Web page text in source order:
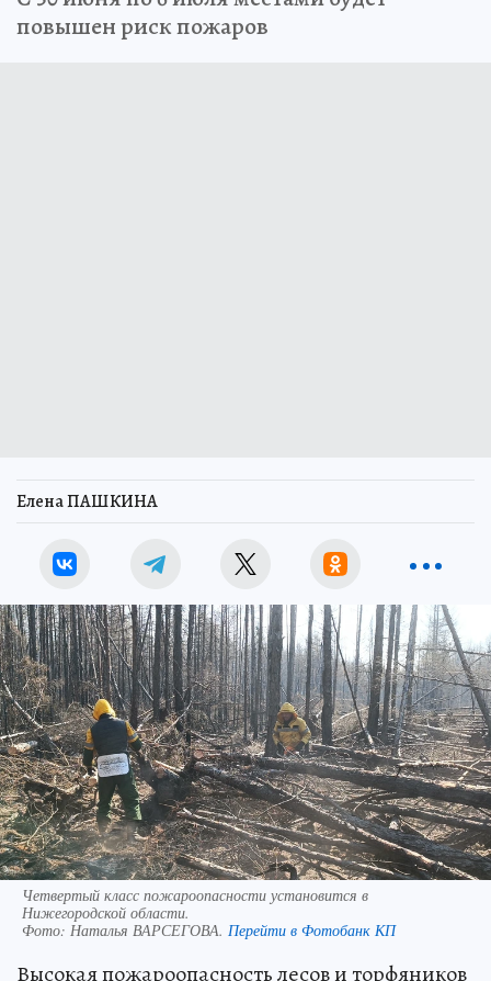
повышен риск пожаров
Елена ПАШКИНА
Четвертый класс пожароопасности установится в
Нижегородской области.
Фото: Наталья ВАРСЕГОВА. Перейти в Фотобанк КП
Высокая пожароопасность лесов и торфяников